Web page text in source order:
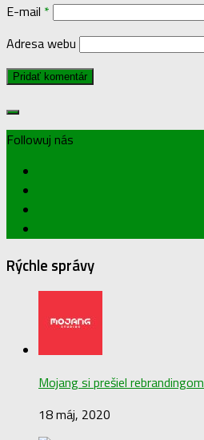
E-mail *
Adresa webu
Followuj nás
Rýchle správy
Mojang si prešiel rebrandingom
18 máj, 2020